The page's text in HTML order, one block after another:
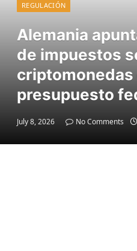
REGULACIÓN
Alemania
de impuestos
criptomonedas
presupuesto
July 8, 2026 No Comments